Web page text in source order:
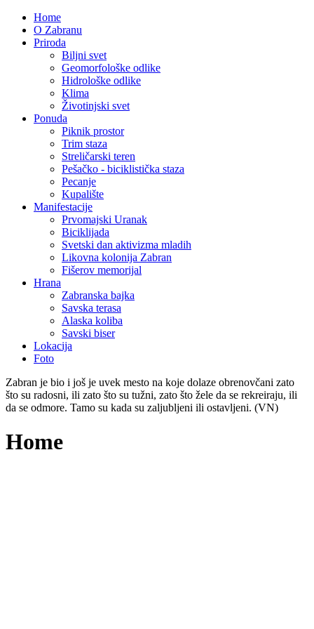
Home
O Zabranu
Priroda
Biljni svet
Geomorfološke odlike
Hidrološke odlike
Klima
Životinjski svet
Ponuda
Piknik prostor
Trim staza
Streličarski teren
Pešačko - biciklistička staza
Pecanje
Kupalište
Manifestacije
Prvomajski Uranak
Biciklijada
Svetski dan aktivizma mladih
Likovna kolonija Zabran
Fišerov memorijal
Hrana
Zabranska bajka
Savska terasa
Alaska koliba
Savski biser
Lokacija
Foto
Zabran je bio i još je uvek mesto na koje dolaze obrenovčani zato
što su radosni, ili zato što su tužni, zato što žele da se rekreiraju, ili
da se odmore. Tamo su kada su zaljubljeni ili ostavljeni. (VN)
Home